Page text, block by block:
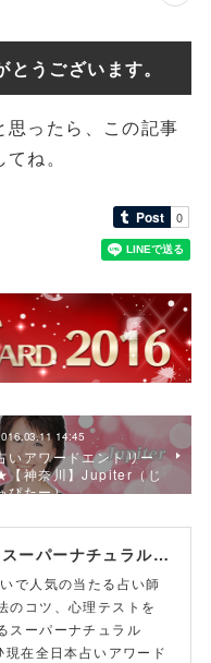
うございます。
思ったら、この記事
ね。
14:45
いアワードエントリー
【神奈川】Jupiter（じ
ぴたー）
Super Natural（スーパーナチュラル）
で人気の当たる占い師
のコツ、心理テストを
スーパーナチュラル
在全日本占いアワード